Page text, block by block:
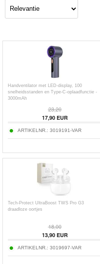
Handventilator met LED-display, 100
snelheidsstanden en Type-C-oplaadfunctie -
3000mAh
23,20
17,90EUR
ARTIKELNR.: 3019191-VAR
Tech-Protect UltraBoost TWS Pro G3
draadloze oortjes
18,00
13,90EUR
ARTIKELNR.: 3019697-VAR